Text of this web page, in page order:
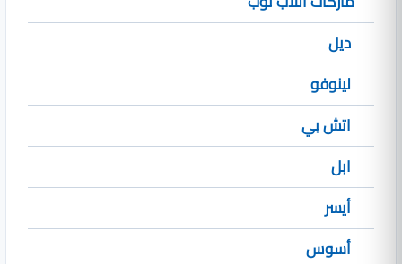
ديل
لينوفو
اتش بي
ابل
أيسر
أسوس